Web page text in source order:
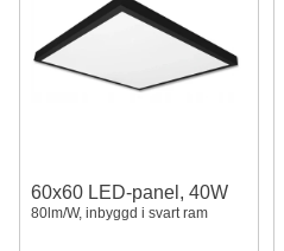
60x60 LED-panel, 40W
80lm/W, inbyggd i svart ram